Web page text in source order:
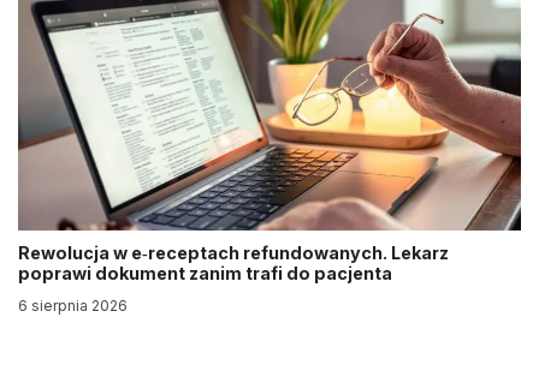
Rewolucja w e‑receptach refundowanych. Lekarz
poprawi dokument zanim trafi do pacjenta
6 sierpnia 2026